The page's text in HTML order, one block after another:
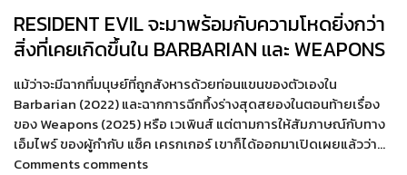
RESIDENT EVIL จะมาพร้อมกับความโหดยิ่งกว่า
สิ่งที่เคยเกิดขึ้นใน BARBARIAN และ WEAPONS
แม้ว่าจะมีฉากที่มนุษย์ที่ถูกสังหารด้วยท่อนแขนของตัวเองใน
Barbarian (2022) และฉากการฉีกทึ้งร่างสุดสยองในตอนท้ายเรื่อง
ของ Weapons (2025) หรือ เวเพินส์ แต่ตามการให้สัมภาษณ์กับทาง
เอ็มไพร์ ของผู้กำกับ แซ็ค เครกเกอร์ เขาก็ได้ออกมาเปิดเผยแล้วว่า…
Comments comments